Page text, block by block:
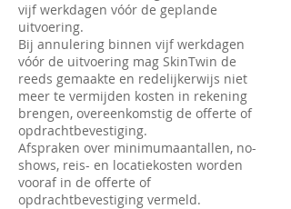
vijf werkdagen vóór de geplande
uitvoering.
Bij annulering binnen vijf werkdagen
vóór de uitvoering mag SkinTwin de
reeds gemaakte en redelijkerwijs niet
meer te vermijden kosten in rekening
brengen, overeenkomstig de offerte of
opdrachtbevestiging.
Afspraken over minimumaantallen, no-
shows, reis- en locatiekosten worden
vooraf in de offerte of
opdrachtbevestiging vermeld.